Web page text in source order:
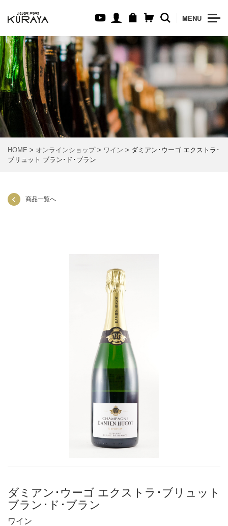
MENU
HOME > オンラインショップ> ワイン > ダミアン･ウーゴ エクストラ･
ブリュット ブラン･ド･ブラン
商品一覧へ
ダミアン･ウーゴ エクストラ･ブリュット
ブラン･ド･ブラン
ワイン